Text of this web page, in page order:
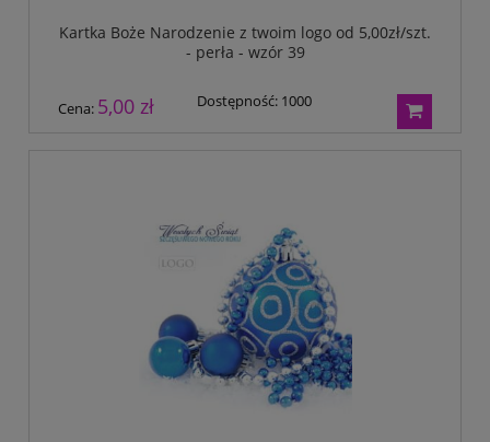
Kartka Boże Narodzenie z twoim logo od 5,00zł/szt.
- perła - wzór 39
Cena: 5,00 zł Dostępność: 1000